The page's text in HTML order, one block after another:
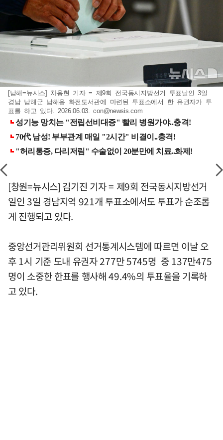
[남해=뉴시스] 차용현 기자 = 제9회 전국동시지방선거 투표날인 3일
경남 남해군 남해읍 화전도서관에 마련된 투표소에서 한 유권자가 투
표를 하고 있다. 2026.06.03.con@newsis.com
[창원=뉴시스] 김기진 기자 = 제9회 전국동시지방선거
일인 3일 경남지역 921개 투표소에서도 투표가 순조롭
게 진행되고 있다.
중앙선거관리위원회 선거통계시스템에 따르면 이날 오
후 1시 기준 도내 유권자 277만 5745명 중 137만475
명이 소중한 한표를 행사해 49.4%의 투표율을 기록하
고 있다.